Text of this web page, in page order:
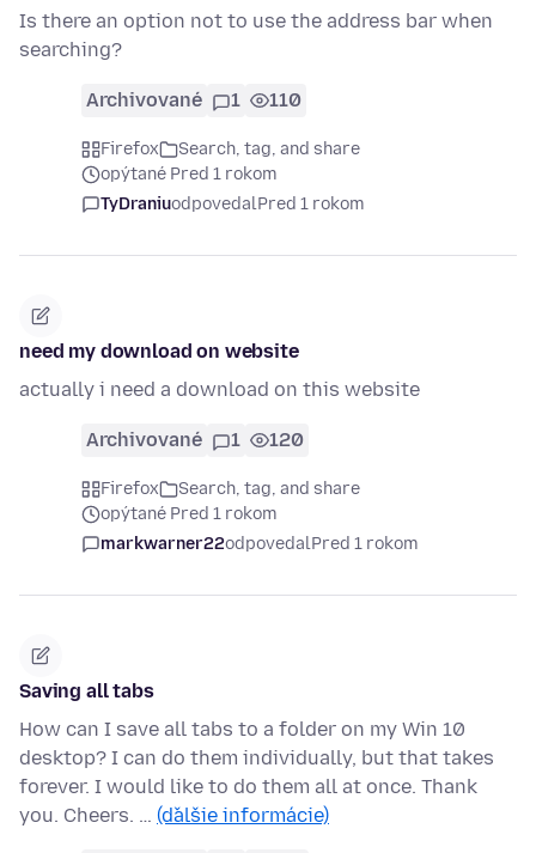
Is there an option not to use the address bar when
searching?
Archivované 1 110
Firefox
Search, tag, and share
opýtané Pred 1 rokom
TyDraniuodpovedalPred 1 rokom
need my download on website
actually i need a download on this website
Archivované 1 120
Firefox
Search, tag, and share
opýtané Pred 1 rokom
markwarner22odpovedalPred 1 rokom
Saving all tabs
How can I save all tabs to a folder on my Win 10
desktop? I can do them individually, but that takes
forever. I would like to do them all at once. Thank
you. Cheers. … (ďalšie informácie)